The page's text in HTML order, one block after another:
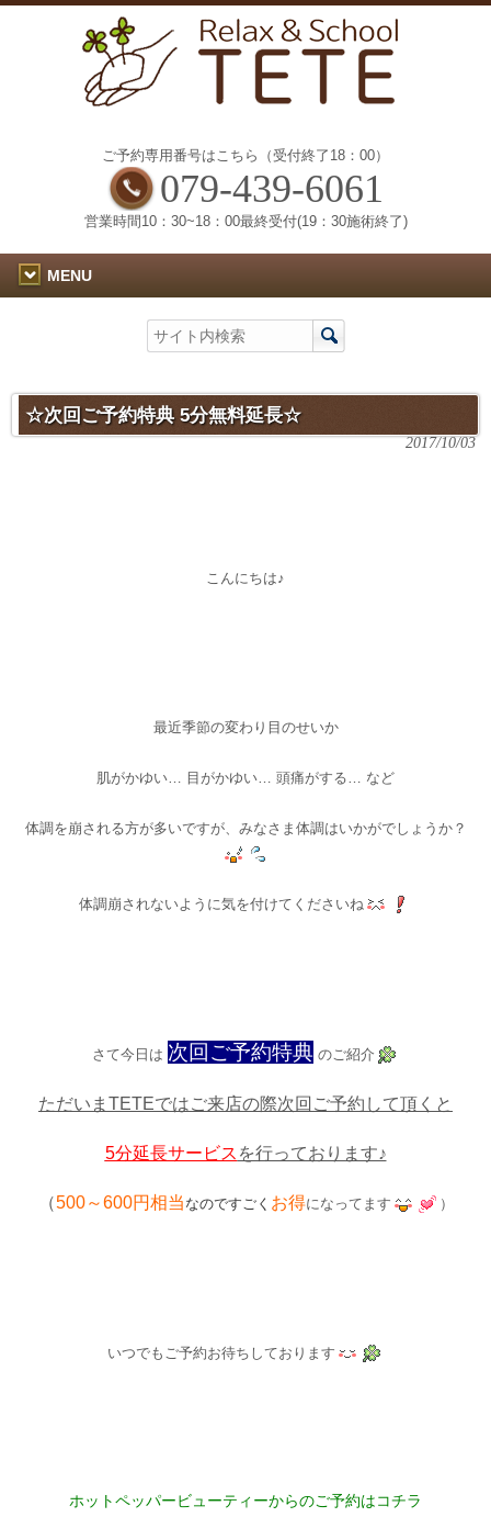
ご予約専用番号はこちら（受付終了18：00）
079-439-6061
営業時間10：30~18：00最終受付(19：30施術終了)
MENU
☆次回ご予約特典 5分無料延長☆
2017/10/03
こんにちは♪
最近季節の変わり目のせいか
肌がかゆい… 目がかゆい… 頭痛がする… など
体調を崩される方が多いですが、みなさま体調はいかがでしょうか？
体調崩されないように気を付けてくださいね
さて今日は 次回ご予約特典 のご紹介
ただいまTETEではご来店の際次回ご予約して頂くと
5分延長サービス を行っております♪
（500～600円相当 なのですごく お得になってます ）
いつでもご予約お待ちしております
ホットペッパービューティーからのご予約はコチラ